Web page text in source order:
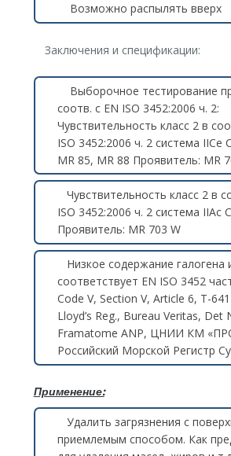
Возможно распылять вверх
Заключения и спецификации:
Выборочное тестирование
соотв. с EN ISO 3452:2006 ч. 2:
Чувствительность класс 2 в
ISO 3452:2006 ч. 2 система IICe
MR 85, MR 88 Проявитель: MR
Чувствительность класс 2 в
ISO 3452:2006 ч. 2 система IIАc
Проявитель: MR 703 W
Низкое содержание галогена
соответствует EN ISO 3452
Code V, Section V, Article 6, T-
Lloyd’s Reg., Bureau Veritas, Det
Framatome ANP, ЦНИИ КМ
Российский Морской Регистр
Применение:
Удалить загрязнения с
приемлемым способом. Как